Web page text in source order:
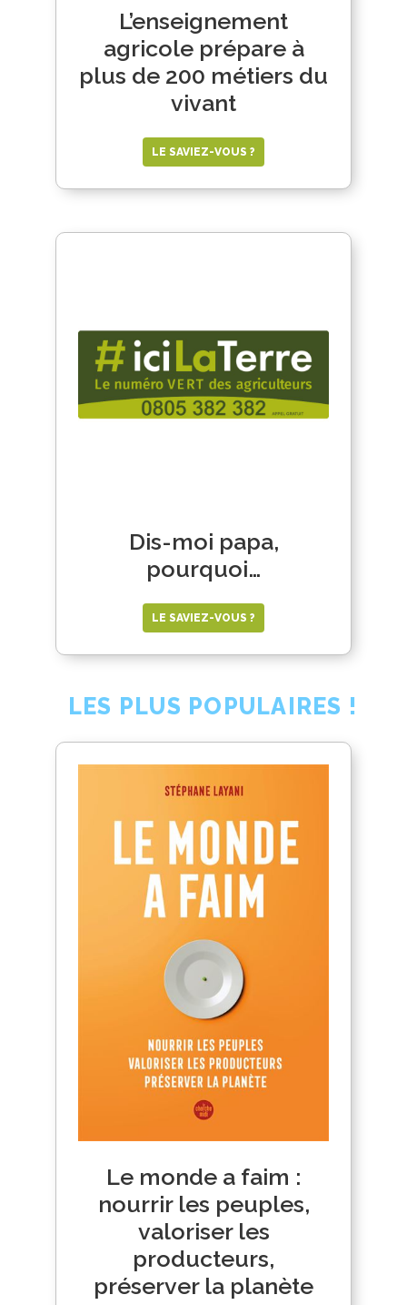
L’enseignement
agricole prépare à
plus de 200 métiers du
vivant
LE SAVIEZ-VOUS ?
Dis-moi papa,
pourquoi…
LE SAVIEZ-VOUS ?
LES PLUS POPULAIRES !
Le monde a faim :
nourrir les peuples,
valoriser les
producteurs,
préserver la planète